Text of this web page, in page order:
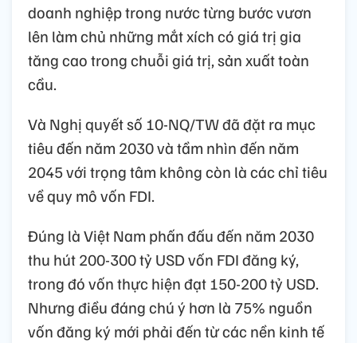
doanh nghiệp trong nước từng bước vươn
lên làm chủ những mắt xích có giá trị gia
tăng cao trong chuỗi giá trị, sản xuất toàn
cầu.
Và Nghị quyết số 10-NQ/TW đã đặt ra mục
tiêu đến năm 2030 và tầm nhìn đến năm
2045 với trọng tâm không còn là các chỉ tiêu
về quy mô vốn FDI.
Đúng là Việt Nam phấn đấu đến năm 2030
thu hút 200-300 tỷ USD vốn FDI đăng ký,
trong đó vốn thực hiện đạt 150-200 tỷ USD.
Nhưng điều đáng chú ý hơn là 75% nguồn
vốn đăng ký mới phải đến từ các nền kinh tế